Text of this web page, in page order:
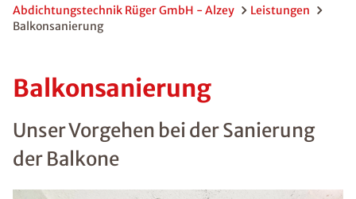
Abdichtungstechnik Rüger GmbH - Alzey
Leistungen
Balkonsanierung
Balkonsanierung
Unser Vorgehen bei der Sanierung
der Balkone